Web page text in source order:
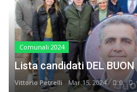
Comunali 2024
Lista candidati DEL BUON
Vittorio Petrelli Mar 15, 2024 0